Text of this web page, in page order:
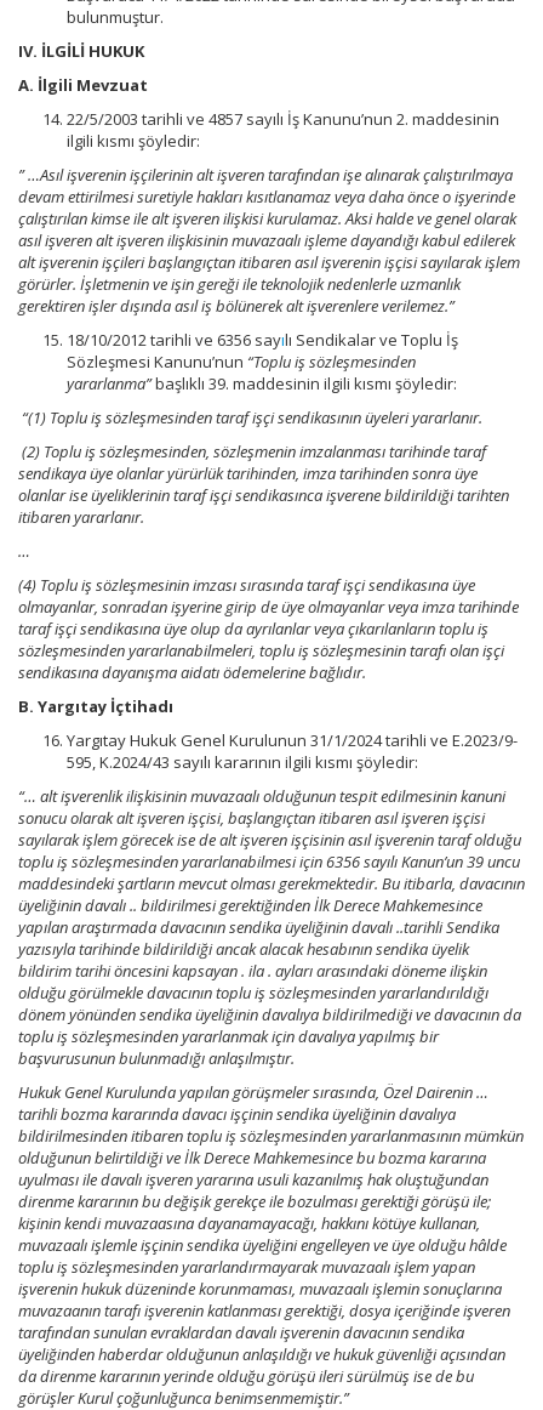
bulunmuştur.
IV. İLGİLİ HUKUK
A. İlgili Mevzuat
22/5/2003 tarihli ve 4857 sayılı İş Kanunu’nun 2. maddesinin
ilgili kısmı şöyledir:
” …Asıl işverenin işçilerinin alt işveren tarafından işe alınarak çalıştırılmaya
devam ettirilmesi suretiyle hakları kısıtlanamaz veya daha önce o işyerinde
çalıştırılan kimse ile alt işveren ilişkisi kurulamaz. Aksi halde ve genel olarak
asıl işveren alt işveren ilişkisinin muvazaalı işleme dayandığı kabul edilerek
alt işverenin işçileri başlangıçtan itibaren asıl işverenin işçisi sayılarak işlem
görürler. İşletmenin ve işin gereği ile teknolojik nedenlerle uzmanlık
gerektiren işler dışında asıl iş bölünerek alt işverenlere verilemez.”
18/10/2012 tarihli ve 6356 sayılı Sendikalar ve Toplu İş
Sözleşmesi Kanunu’nun “Toplu iş sözleşmesinden
yararlanma”başlıklı 39. maddesinin ilgili kısmı şöyledir:
“(1) Toplu iş sözleşmesinden taraf işçi sendikasının üyeleri yararlanır.
(2) Toplu iş sözleşmesinden, sözleşmenin imzalanması tarihinde taraf
sendikaya üye olanlar yürürlük tarihinden, imza tarihinden sonra üye
olanlar ise üyeliklerinin taraf işçi sendikasınca işverene bildirildiği tarihten
itibaren yararlanır.
…
(4) Toplu iş sözleşmesinin imzası sırasında taraf işçi sendikasına üye
olmayanlar, sonradan işyerine girip de üye olmayanlar veya imza tarihinde
taraf işçi sendikasına üye olup da ayrılanlar veya çıkarılanların toplu iş
sözleşmesinden yararlanabilmeleri, toplu iş sözleşmesinin tarafı olan işçi
sendikasına dayanışma aidatı ödemelerine bağlıdır.
B. Yargıtay İçtihadı
Yargıtay Hukuk Genel Kurulunun 31/1/2024 tarihli ve E.2023/9-
595, K.2024/43 sayılı kararının ilgili kısmı şöyledir:
“… alt işverenlik ilişkisinin muvazaalı olduğunun tespit edilmesinin kanuni
sonucu olarak alt işveren işçisi, başlangıçtan itibaren asıl işveren işçisi
sayılarak işlem görecek ise de alt işveren işçisinin asıl işverenin taraf olduğu
toplu iş sözleşmesinden yararlanabilmesi için 6356 sayılı Kanun’un 39 uncu
maddesindeki şartların mevcut olması gerekmektedir. Bu itibarla, davacının
üyeliğinin davalı .. bildirilmesi gerektiğinden İlk Derece Mahkemesince
yapılan araştırmada davacının sendika üyeliğinin davalı ..tarihli Sendika
yazısıyla tarihinde bildirildiği ancak alacak hesabının sendika üyelik
bildirim tarihi öncesini kapsayan . ila . ayları arasındaki döneme ilişkin
olduğu görülmekle davacının toplu iş sözleşmesinden yararlandırıldığı
dönem yönünden sendika üyeliğinin davalıya bildirilmediği ve davacının da
toplu iş sözleşmesinden yararlanmak için davalıya yapılmış bir
başvurusunun bulunmadığı anlaşılmıştır.
Hukuk Genel Kurulunda yapılan görüşmeler sırasında, Özel Dairenin …
tarihli bozma kararında davacı işçinin sendika üyeliğinin davalıya
bildirilmesinden itibaren toplu iş sözleşmesinden yararlanmasının mümkün
olduğunun belirtildiği ve İlk Derece Mahkemesince bu bozma kararına
uyulması ile davalı işveren yararına usuli kazanılmış hak oluştuğundan
direnme kararının bu değişik gerekçe ile bozulması gerektiği görüşü ile;
kişinin kendi muvazaasına dayanamayacağı, hakkını kötüye kullanan,
muvazaalı işlemle işçinin sendika üyeliğini engelleyen ve üye olduğu hâlde
toplu iş sözleşmesinden yararlandırmayarak muvazaalı işlem yapan
işverenin hukuk düzeninde korunmaması, muvazaalı işlemin sonuçlarına
muvazaanın tarafı işverenin katlanması gerektiği, dosya içeriğinde işveren
tarafından sunulan evraklardan davalı işverenin davacının sendika
üyeliğinden haberdar olduğunun anlaşıldığı ve hukuk güvenliği açısından
da direnme kararının yerinde olduğu görüşü ileri sürülmüş ise de bu
görüşler Kurul çoğunluğunca benimsenmemiştir.”